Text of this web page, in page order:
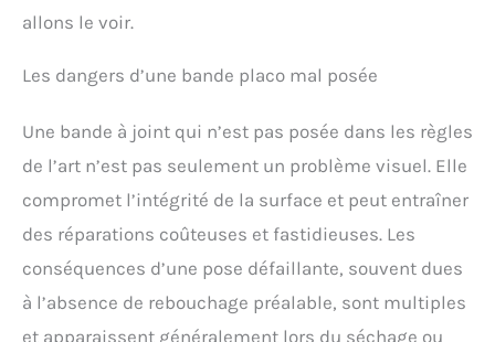
allons le voir.
Les dangers d’une bande placo mal posée
Une bande à joint qui n’est pas posée dans les règles
de l’art n’est pas seulement un problème visuel. Elle
compromet l’intégrité de la surface et peut entraîner
des réparations coûteuses et fastidieuses. Les
conséquences d’une pose défaillante, souvent dues
à l’absence de rebouchage préalable, sont multiples
et apparaissent généralement lors du séchage ou